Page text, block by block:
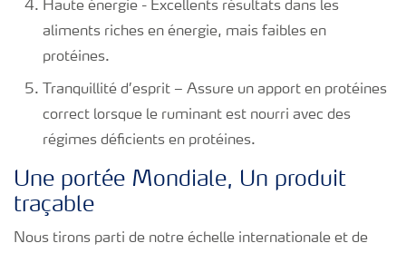
Haute énergie - Excellents résultats dans les
aliments riches en énergie, mais faibles en
protéines.
Tranquillité d’esprit – Assure un apport en protéines
correct lorsque le ruminant est nourri avec des
régimes déficients en protéines.
Une portée Mondiale, Un produit
traçable
Nous tirons parti de notre échelle internationale et de